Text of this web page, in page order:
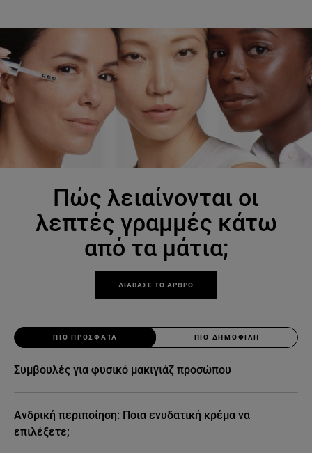
Πώς λειαίνονται οι
λεπτές γραμμές κάτω
από τα μάτια;
ΔΙΑΒΑΣΕ ΤΟ ΑΡΘΡΟ
ΠΙΟ ΠΡΟΣΦΑΤΑ ΠΙΟ ΔΗΜΟΦΙΛΗ
Συμβουλές για φυσικό μακιγιάζ προσώπου
Ανδρική περιποίηση: Ποια ενυδατική κρέμα να
επιλέξετε;